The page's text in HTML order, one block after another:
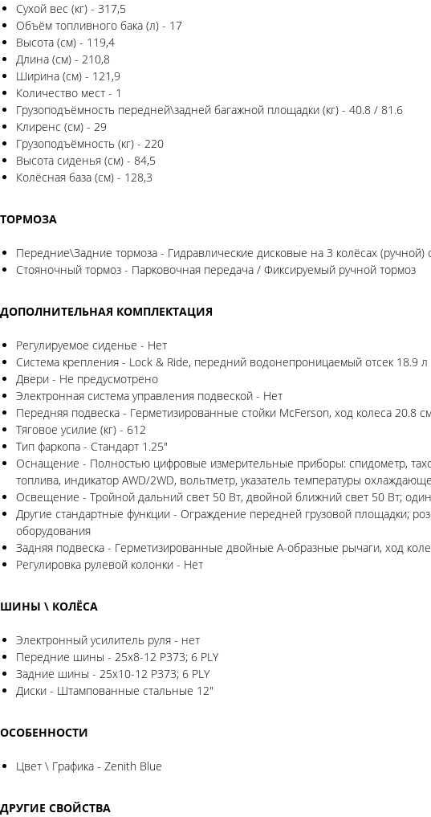
Сухой вес (кг) - 317,5
Объём топливного бака (л) - 17
Высота (см) - 119,4
Длина (см) - 210,8
Ширина (см) - 121,9
Количество мест - 1
Грузоподъёмность передней\задней багажной площадки (кг) - 40.8 / 81.6
Клиренс (см) - 29
Грузоподъёмность (кг) - 220
Высота сиденья (см) - 84,5
Колёсная база (см) - 128,3
ТОРМОЗА
Передние\Задние тормоза - Гидравлические дисковые на 3 колёсах
Стояночный тормоз - Парковочная передача / Фиксируемый ручной тормоз
ДОПОЛНИТЕЛЬНАЯ КОМПЛЕКТАЦИЯ
Регулируемое сиденье - Нет
Система крепления - Lock & Ride, передний водонепроницаемый отсек 18.9 л
Двери - Не предусмотрено
Электронная система управления подвеской - Нет
Передняя подвеска - Герметизированные стойки McFerson, ход колеса 20.8
Тяговое усилие (кг) - 612
Тип фаркопа - Стандарт 1.25"
Оснащение - Полностью цифровые измерительные приборы: спидометр,
топлива, индикатор AWD/2WD, вольтметр, указатель температуры
Освещение - Тройной дальний свет 50 Вт, двойной ближний свет 50 Вт;
Другие стандартные функции - Ограждение передней грузовой площадки;
оборудования
Задняя подвеска - Герметизированные двойные А-образные рычаги, ход
Регулировка рулевой колонки - Нет
ШИНЫ \ КОЛЁСА
Электронный усилитель руля - нет
Передние шины - 25x8-12 P373; 6 PLY
Задние шины - 25x10-12 P373; 6 PLY
Диски - Штампованные стальные 12"
ОСОБЕННОСТИ
Цвет \ Графика - Zenith Blue
ДРУГИЕ СВОЙСТВА